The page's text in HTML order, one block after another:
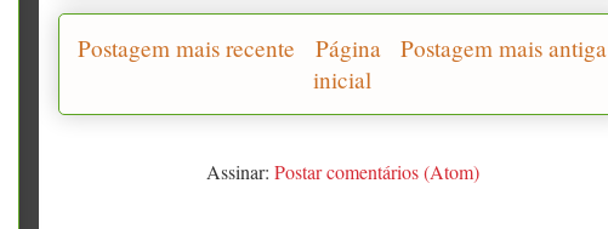
Postagem mais recente Postagem mais antiga
Página
inicial
Assinar: Postar comentários (Atom)